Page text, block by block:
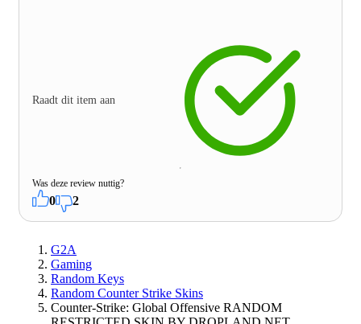
Raadt dit item aan
Was deze review nuttig?
0 2
G2A
Gaming
Random Keys
Random Counter Strike Skins
Counter-Strike: Global Offensive RANDOM